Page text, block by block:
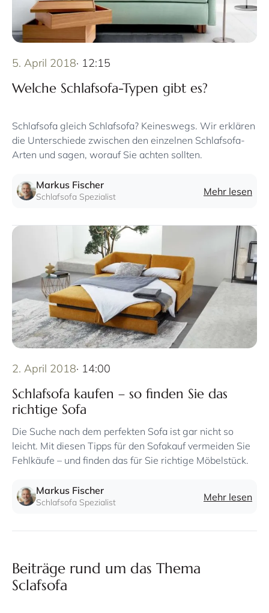
5. April 2018· 12:15
Welche Schlafsofa-Typen gibt es?
Schlafsofa gleich Schlafsofa? Keineswegs. Wir erklären
die Unterschiede zwischen den einzelnen Schlafsofa-
Arten und sagen, worauf Sie achten sollten.
Markus Fischer
Schlafsofa Spezialist Mehr lesen
2. April 2018· 14:00
Schlafsofa kaufen – so finden Sie das
richtige Sofa
Die Suche nach dem perfekten Sofa ist gar nicht so
leicht. Mit diesen Tipps für den Sofakauf vermeiden Sie
Fehlkäufe – und finden das für Sie richtige Möbelstück.
Markus Fischer
Schlafsofa Spezialist Mehr lesen
Beiträge rund um das Thema
Sclafsofa